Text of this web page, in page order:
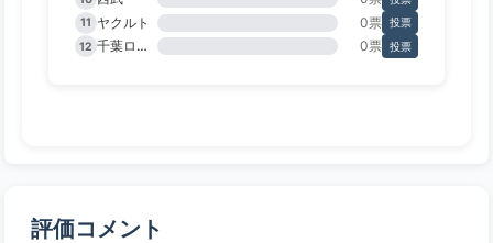
11 ヤクルト 0票 投票
12
千葉ロッテ 0票 投票
評価コメント